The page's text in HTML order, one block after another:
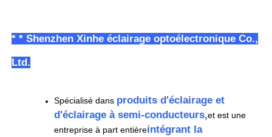
* * Shenzhen Xinhe éclairage optoélectronique Co.,
Ltd.
Spécialisé dans produits d'éclairage et
d'éclairage à semi-conducteurs,et est une
entreprise à part entièreintégrant la